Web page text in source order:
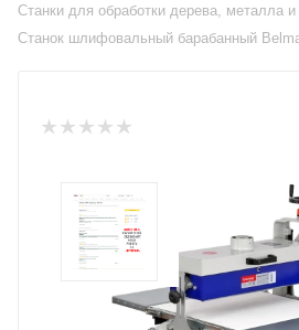
Станки для обработки дерева, металла и
Станок шлифовальный барабанный